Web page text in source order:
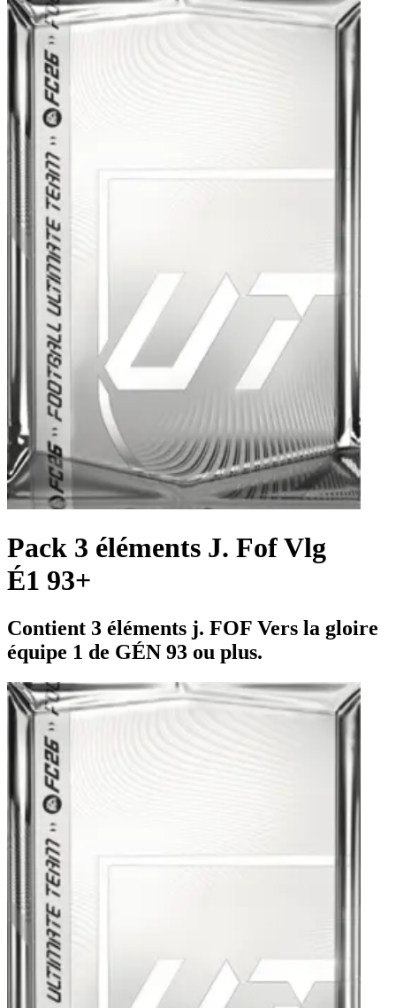
Pack 3 éléments J. Fof Vlg
É1 93+
Contient 3 éléments j. FOF Vers la gloire
équipe 1 de GÉN 93 ou plus.